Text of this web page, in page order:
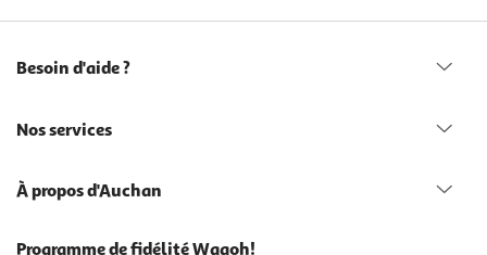
Besoin d'aide ?
Nos services
À propos d'Auchan
Programme de fidélité Waaoh!